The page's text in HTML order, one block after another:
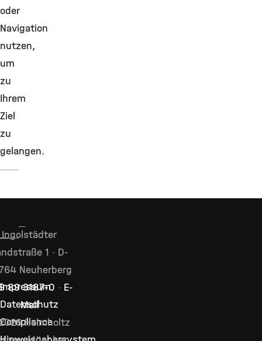
oder
Navigation
nutzen,
um
zu
Ihrem
Ziel
zu
gelangen.
Impressum
Datenschutz
Compliance
Ingolstädter
1 · D-
Neuherberg
89 3187–0 · E-
Mail
Helmholtz